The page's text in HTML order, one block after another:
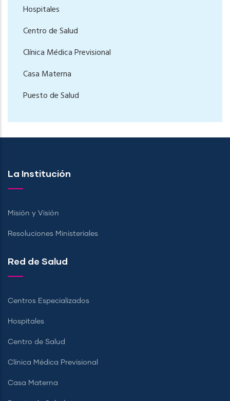
Hospitales
Centro de Salud
Clínica Médica Previsional
Casa Materna
Puesto de Salud
La Institución
Misión y Visión
Resoluciones Ministeriales
Red de Salud
Centros Especializados
Hospitales
Centro de Salud
Clínica Médica Previsional
Casa Materna